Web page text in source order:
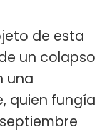
de esta
un colapso
una
quien fungía